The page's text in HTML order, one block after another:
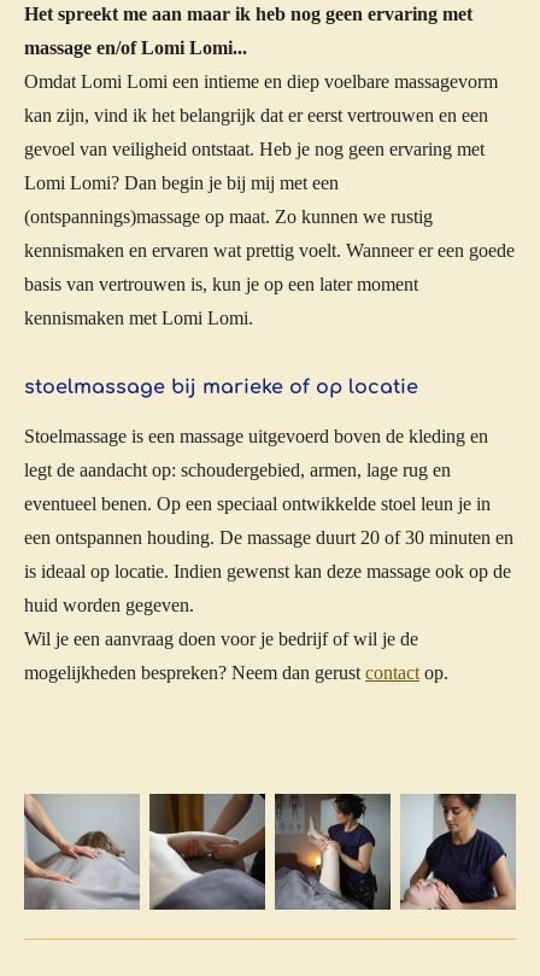
Het spreekt me aan maar ik heb nog geen ervaring met
massage en/of Lomi Lomi...
Omdat Lomi Lomi een intieme en diep voelbare massagevorm
kan zijn, vind ik het belangrijk dat er eerst vertrouwen en een
gevoel van veiligheid ontstaat. Heb je nog geen ervaring met
Lomi Lomi? Dan begin je bij mij met een
(ontspannings)massage op maat. Zo kunnen we rustig
kennismaken en ervaren wat prettig voelt. Wanneer er een goede
basis van vertrouwen is, kun je op een later moment
kennismaken met Lomi Lomi.
stoelmassage bij marieke of op locatie
Stoelmassage is een massage uitgevoerd boven de kleding en
legt de aandacht op: schoudergebied, armen, lage rug en
eventueel benen. Op een speciaal ontwikkelde stoel leun je in
een ontspannen houding. De massage duurt 20 of 30 minuten en
is ideaal op locatie. Indien gewenst kan deze massage ook op de
huid worden gegeven.
Wil je een aanvraag doen voor je bedrijf of wil je de
mogelijkheden bespreken? Neem dan gerust contact op.